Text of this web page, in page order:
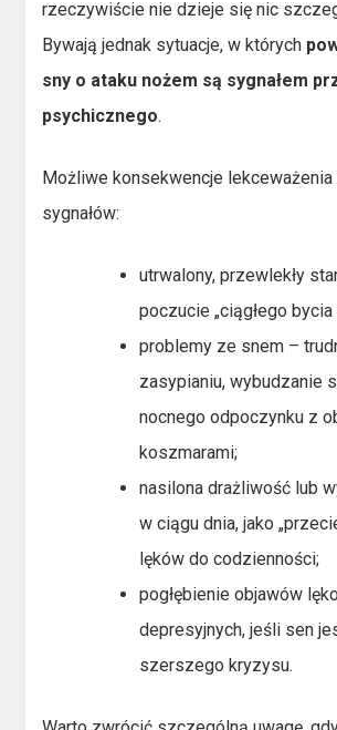
rzeczywiście nie dzieje się nic
Bywają jednak sytuacje, w których
sny o ataku nożem są sygnałem
psychicznego.
Możliwe konsekwencje lekceważenia
sygnałów:
utrwalony, przewlekły
poczucie „ciągłego
problemy ze snem –
zasypianiu, wybudzanie
nocnego odpoczynku z
koszmarami;
nasilona drażliwość lub
w ciągu dnia, jako
lęków do codzienności;
pogłębienie objawów
depresyjnych, jeśli sen
szerszego kryzysu.